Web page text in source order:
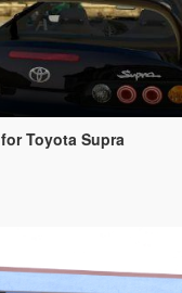
Toyota Supra